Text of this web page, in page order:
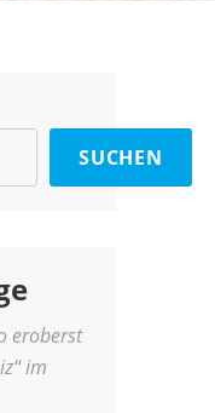
SUCHEN
eroberst
im